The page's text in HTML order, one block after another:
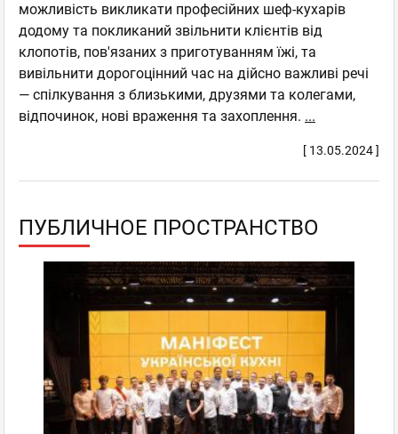
можливість викликати професійних шеф-кухарів
додому та покликаний звільнити клієнтів від
клопотів, пов'язаних з приготуванням їжі, та
вивільнити дорогоцінний час на дійсно важливі речі
— спілкування з близькими, друзями та колегами,
відпочинок, нові враження та захоплення. ...
[ 13.05.2024 ]
ПУБЛИЧНОЕ ПРОСТРАНСТВО